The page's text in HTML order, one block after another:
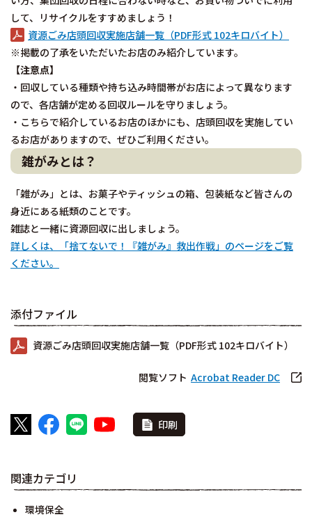
して、リサイクルをすすめましょう！
資源ごみ店頭回収実施店舗一覧（PDF形式 102キロバイト）
※掲載の了承をいただいたお店のみ紹介しています。
【注意点】
・回収している種類や持ち込み時間帯がお店によって異なります
ので、各店舗が定める回収ルールを守りましょう。
・こちらで紹介しているお店のほかにも、店頭回収を実施してい
るお店がありますので、ぜひご利用ください。
雑がみとは？
「雑がみ」とは、お菓子やティッシュの箱、包装紙など皆さんの
身近にある紙類のことです。
雑誌と一緒に資源回収に出しましょう。
詳しくは、「捨てないで！『雑がみ』救出作戦」のページをご覧
ください。
添付ファイル
資源ごみ店頭回収実施店舗一覧（PDF形式 102キロバイト）
閲覧ソフト Acrobat Reader DC
印刷
関連カテゴリ
環境保全